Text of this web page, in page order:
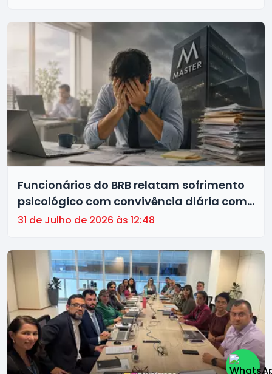
Funcionários do BRB relatam sofrimento
psicológico com convivência diária com
investigados no caso Master
31 de Julho de 2026 às 12:48